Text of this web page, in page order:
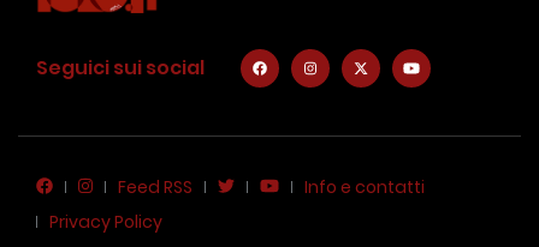
Seguici sui social
Feed RSS
Info e contatti
Privacy Policy